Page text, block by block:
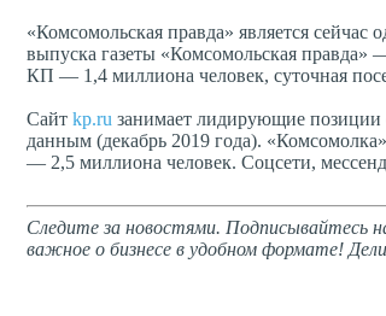
«Комсомольская правда» является
выпуска газеты «Комсомольская правда»
КП — 1,4 миллиона человек, суточная
Сайт kp.ru занимает лидирующие
данным (декабрь 2019 года).
— 2,5 миллиона человек. Соцсети,
Следите за новостями. Подписывайтесь
важное о бизнесе в удобном формате!